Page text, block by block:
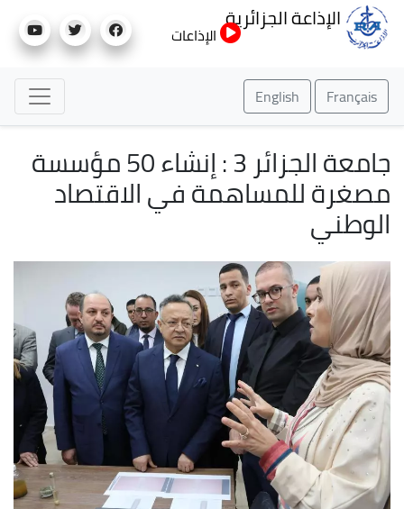
إلى
الإذاعة الجزائرية
الإذاعات
Français
English
جامعة الجزائر 3 : إنشاء 50 مؤسسة
مصغرة للمساهمة في الاقتصاد
الوطني